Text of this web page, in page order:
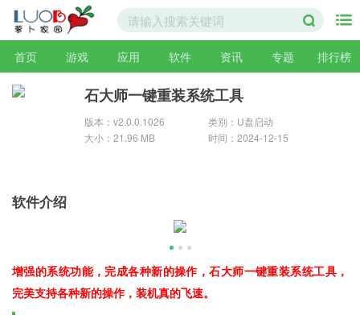
首页 游戏 应用 软件 资讯 专题 排行榜
石大师一键重装系统工具
版本：v2.0.0.1026
类别：U盘启动
大小：21.96 MB
时间：2024-12-15
软件介绍
增强的系统功能，完成各种新的操作，石大师一键重装系统工具，
完美支持各种新的操作，装机真的飞速。